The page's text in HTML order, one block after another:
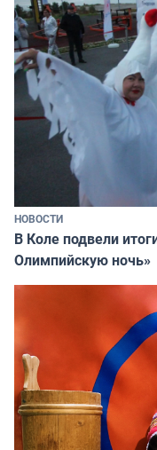
НОВОСТИ
В Коле подвели
Олимпийскую ночь»